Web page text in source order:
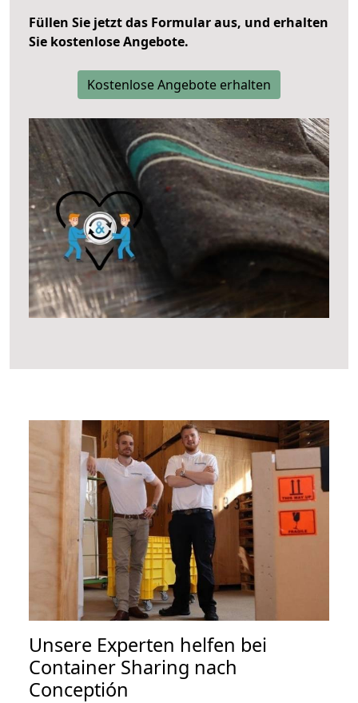
Füllen Sie jetzt das Formular aus, und erhalten
Sie kostenlose Angebote.
Kostenlose Angebote erhalten
Unsere Experten helfen bei
Container Sharing nach
Conceptión